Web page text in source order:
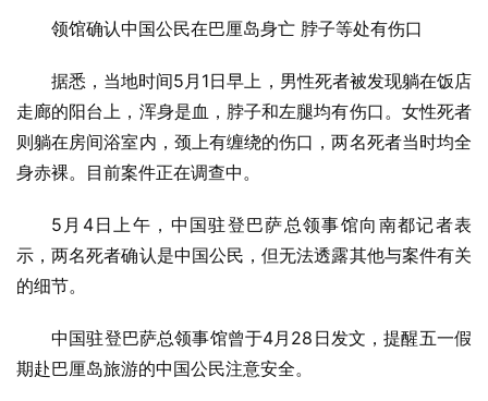
领馆确认中国公民在巴厘岛身亡 脖子等处有伤口
据悉，当地时间5月1日早上，男性死者被发现躺在饭店
走廊的阳台上，浑身是血，脖子和左腿均有伤口。女性死者
则躺在房间浴室内，颈上有缠绕的伤口，两名死者当时均全
身赤裸。目前案件正在调查中。
5月4日上午，中国驻登巴萨总领事馆向南都记者表
示，两名死者确认是中国公民，但无法透露其他与案件有关
的细节。
中国驻登巴萨总领事馆曾于4月28日发文，提醒五一假
期赴巴厘岛旅游的中国公民注意安全。